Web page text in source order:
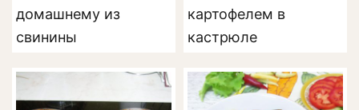
домашнему из
свинины
картофелем в
кастрюле